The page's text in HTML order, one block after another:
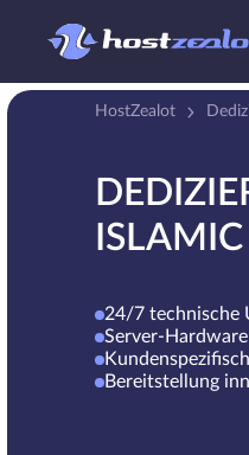
HostZealot
24/7 technische
Server-
Bereitstellung